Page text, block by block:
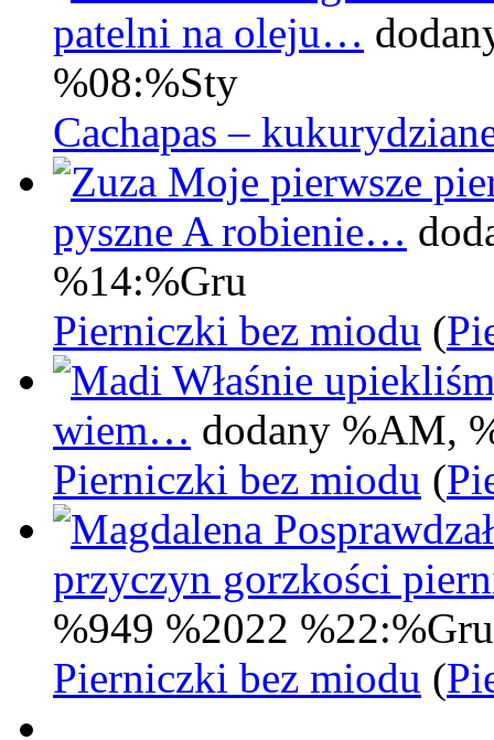
patelni na oleju…
%08:%Sty
Cachapas –
Moje pierwsze
pyszne A robienie…
%14:%Gru
Pierniczki bez miodu (
Właśnie
wiem… dodany %AM,
Pierniczki bez miodu (
przyczyn gorzkości
%949 %2022 %22:%Gru
Pierniczki bez miodu (